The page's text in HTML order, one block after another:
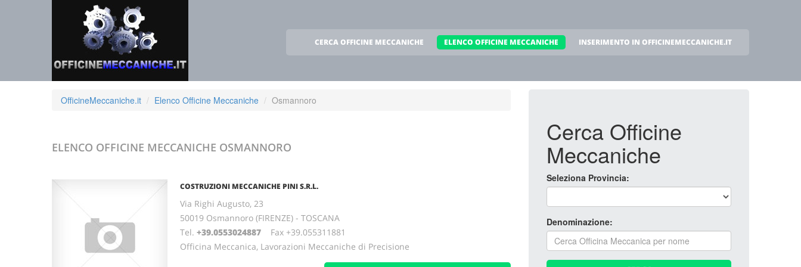
CERCA OFFICINE MECCANICHE ELENCO OFFICINE MECCANICHE INSERIMENTO IN OFFICINEMECCANICHE.IT
OfficineMeccaniche.it Elenco Officine Meccaniche Osmannoro
ELENCO OFFICINE MECCANICHE OSMANNORO
COSTRUZIONI MECCANICHE PINI S.R.L.
Via Righi Augusto, 23
50019 Osmannoro (FIRENZE) - TOSCANA
Tel. +39.0553024887 Fax +39.055311881
Officina Meccanica, Lavorazioni Meccaniche di Precisione
Cerca Officine
Meccaniche
Seleziona Provincia:
Denominazione: